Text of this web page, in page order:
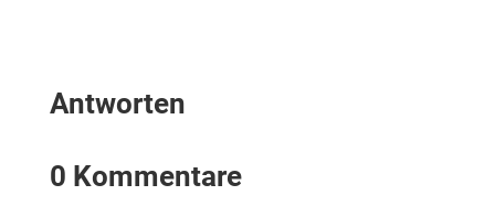
Antworten
0 Kommentare